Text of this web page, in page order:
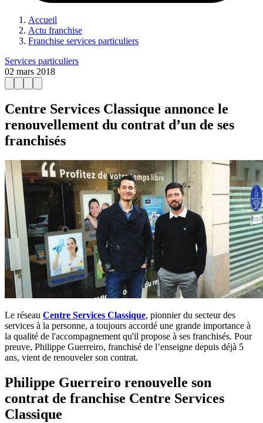
Accueil
Actu franchise
Franchise services particuliers
Services particuliers
02 mars 2018
Centre Services Classique annonce le
renouvellement du contrat d’un de ses
franchisés
Le réseau Centre Services Classique, pionnier du secteur des
services à la personne, a toujours accordé une grande importance à
la qualité de l'accompagnement qu'il propose à ses franchisés. Pour
preuve, Philippe Guerreiro, franchisé de l’enseigne depuis déjà 5
ans, vient de renouveler son contrat.
Philippe Guerreiro renouvelle son
contrat de franchise Centre Services
Classique